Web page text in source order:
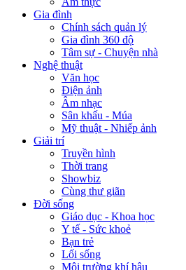
Gia đình
Chính sách quản lý
Gia đình 360 độ
Tâm sự - Chuyện nhà
Nghệ thuật
Văn học
Điện ảnh
Âm nhạc
Sân khấu - Múa
Mỹ thuật - Nhiếp ảnh
Giải trí
Truyền hình
Thời trang
Showbiz
Cùng thư giãn
Đời sống
Giáo dục - Khoa học
Y tế - Sức khoẻ
Bạn trẻ
Lối sống
Môi trường khí hậu